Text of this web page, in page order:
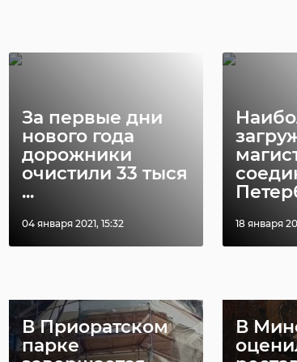
За первые дни
нового года
дорожники
очистили 33 тыся
...
04 января 2021, 15:32 18 января
В Приоратском
парке
В